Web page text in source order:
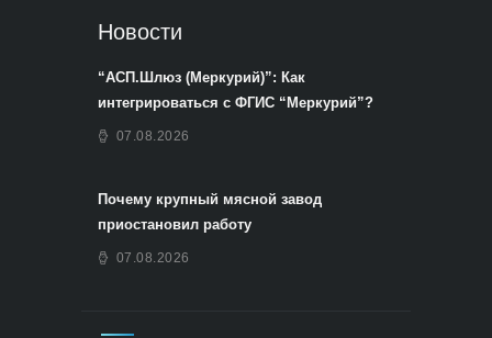
Новости
“АСП.Шлюз (Меркурий)”: Как
интегрироваться с ФГИС “Меркурий”?
07.08.2026
Почему крупный мясной завод
приостановил работу
07.08.2026